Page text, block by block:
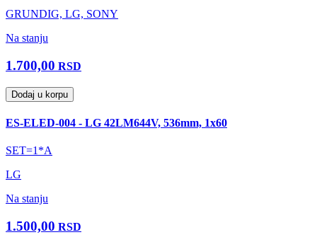
GRUNDIG, LG, SONY
Na stanju
1.700,00 RSD
Dodaj u korpu
ES-ELED-004 - LG 42LM644V, 536mm, 1x60
SET=1*A
LG
Na stanju
1.500,00 RSD